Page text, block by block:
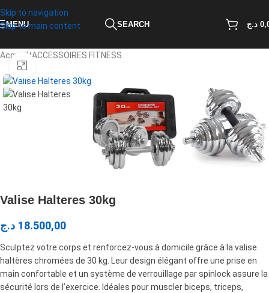
Skip to navigation
Skip to main content
MENU SEARCH د.ج
Accueil /ACCESSOIRES FITNESS
Valise Halteres 30kg
18.500,00 د.ج
Sculptez votre corps et renforcez-vous à domicile grâce à la valise
haltères chromées de 30 kg. Leur design élégant offre une prise en
main confortable et un système de verrouillage par spinlock assure la
sécurité lors de l’exercice. Idéales pour muscler biceps, triceps,